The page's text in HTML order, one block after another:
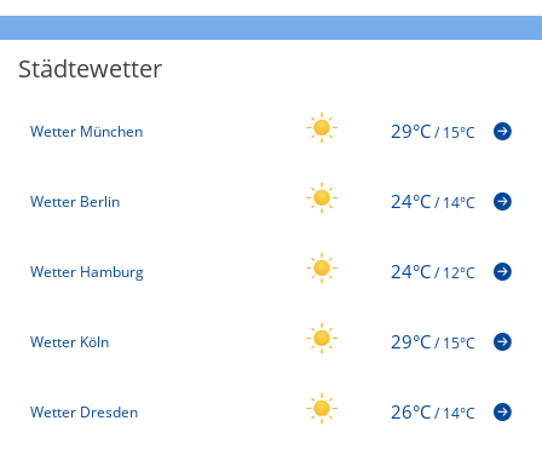
Städtewetter
Wetter München 29°C/15°C
Wetter Berlin 24°C/14°C
Wetter Hamburg 24°C/12°C
Wetter Köln 29°C/15°C
Wetter Dresden 26°C/14°C